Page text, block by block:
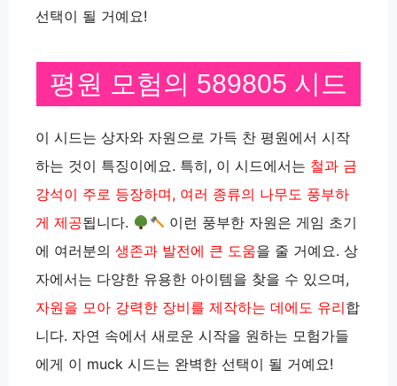
선택이 될 거예요!
평원 모험의 589805 시드
이 시드는 상자와 자원으로 가득 찬 평원에서 시작
하는 것이 특징이에요. 특히, 이 시드에서는 철과 금
강석이 주로 등장하며, 여러 종류의 나무도 풍부하
게 제공됩니다.
이런 풍부한 자원은 게임 초기
에 여러분의 생존과 발전에 큰 도움을 줄 거예요. 상
자에서는 다양한 유용한 아이템을 찾을 수 있으며,
자원을 모아 강력한 장비를 제작하는 데에도 유리합
니다. 자연 속에서 새로운 시작을 원하는 모험가들
에게 이 muck 시드는 완벽한 선택이 될 거예요!